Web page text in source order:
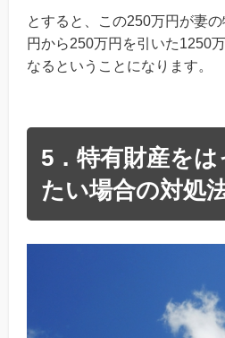
とすると、この250万円が妻
円から250万円を引いた1250
なるということになります。
5．特有財産を
たい場合の対処